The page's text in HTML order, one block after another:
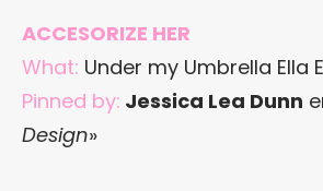
ACCESORIZE HER
What: Under my Umbrella Ella
Pinned by: Jessica Lea Dunn
Design»